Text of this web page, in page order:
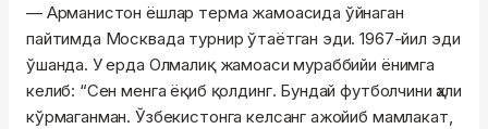
— Арманистон ёшлар терма жамоасида ўйнаган
пайтимда Москвада турнир ўтаётган эди. 1967-йил эди
ўшанда. У ерда Олмалиқ жамоаси мураббийи ёнимга
келиб: “Сен менга ёқиб қолдинг. Бундай футболчини ҳали
кўрмаганман. Ўзбекистонга келсанг ажойиб мамлакат,